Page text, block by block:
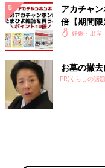
ひとつに。「早朝と午
れど、その後は止まっ
しょう。
就寝時のように安静に
かしているときなのか
って、医師が出血の原
アカチャ
倍【期間限
妊娠・出産
お墓の撤
PR(くらしの話